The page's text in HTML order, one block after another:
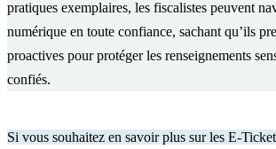
pratiques exemplaires, les fiscalistes peuvent
numérique en toute confiance, sachant qu’ils
proactives pour protéger les renseignements
confiés.
Si vous souhaitez en savoir plus sur les E-